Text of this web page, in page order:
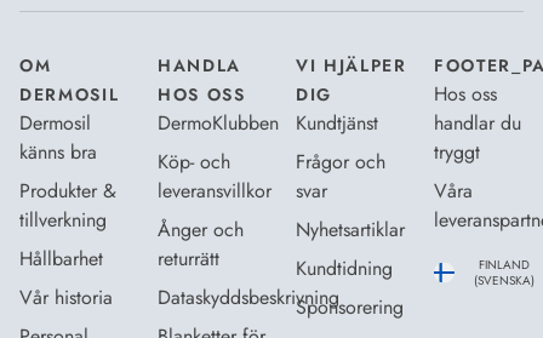
OM
DERMOSIL
Dermosil
känns bra
Produkter &
tillverkning
Hållbarhet
Vår historia
HANDLA
HOS OSS
DermoKlubben
Köp- och
leveransvillkor
Ånger och
returrätt
Dataskyddsbeskrivning
VI HJÄLPER
DIG
Kundtjänst
Frågor och
svar
Nyhetsartiklar
Kundtidning
Sponsorering
Hos oss
handlar du
tryggt
Våra
FINLAND
(SVENSKA)